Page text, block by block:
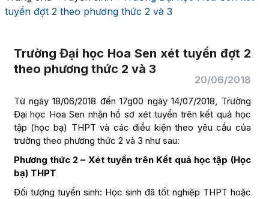
tuyển đợt 2 theo phương thức 2 và 3
Trường Đại học Hoa Sen xét tuyển đợt 2
theo phương thức 2 và 3
20/06/2018
Từ ngày 18/06/2018 đến 17g00 ngày 14/07/2018, Trường
Đại học Hoa Sen nhận hồ sơ xét tuyển trên kết quả học
tập (học bạ) THPT và các điều kiện theo yêu cầu của
trường theo phương thức 2 và 3 như sau:
Phương thức 2 – Xét tuyển trên Kết quả học tập (Học
bạ) THPT
Đối tượng tuyển sinh: Học sinh đã tốt nghiệp THPT hoặc